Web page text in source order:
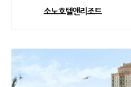
소노호텔앤리조트